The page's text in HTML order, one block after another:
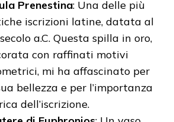
Prenestina: Una delle più
iscrizioni latine, datata al
a.C. Questa spilla in oro,
con raffinati motivi
mi ha affascinato per
bellezza e per l’importanza
dell’iscrizione.